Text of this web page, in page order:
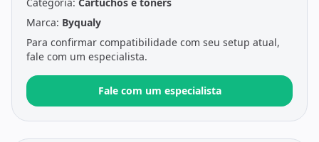
Marca: Byqualy
Para confirmar compatibilidade com seu setup atual,
fale com um especialista.
Fale com um especialista